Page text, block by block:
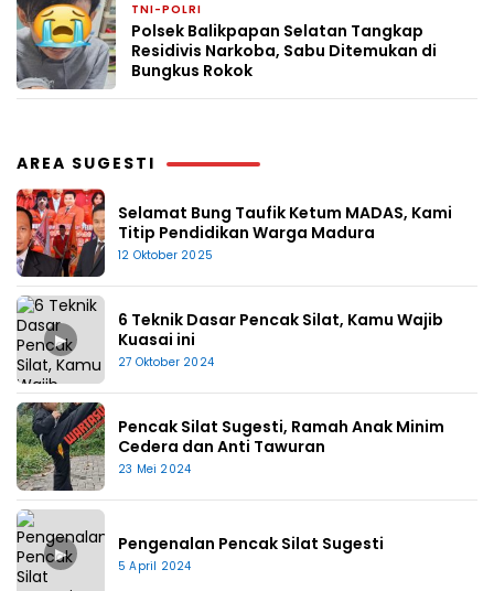
TNI-POLRI
Polsek Balikpapan Selatan Tangkap
Residivis Narkoba, Sabu Ditemukan di
Bungkus Rokok
AREA SUGESTI
Selamat Bung Taufik Ketum MADAS, Kami
Titip Pendidikan Warga Madura
12 Oktober 2025
▶
6 Teknik Dasar Pencak Silat, Kamu Wajib
Kuasai ini
27 Oktober 2024
Pencak Silat Sugesti, Ramah Anak Minim
Cedera dan Anti Tawuran
23 Mei 2024
▶ Pengenalan Pencak Silat Sugesti
5 April 2024